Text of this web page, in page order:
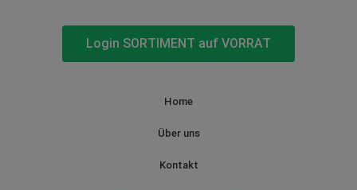
Login SORTIMENT auf VORRAT
Home
Über uns
Kontakt